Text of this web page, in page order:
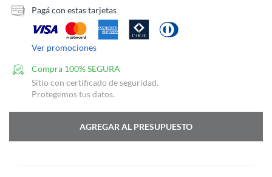
Pagá con estas tarjetas
Ver promociones
Compra 100% SEGURA
Sitio con certificado de seguridad.
Protegemos tus datos.
AGREGAR AL PRESUPUESTO